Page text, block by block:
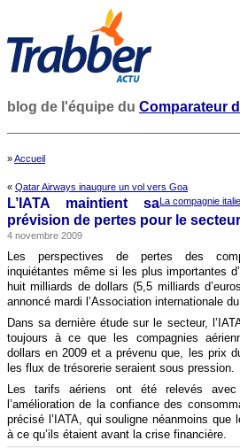
blog de l'équipe du Comparateur
»Accueil
« Qatar Airways inaugure un vol vers Goa
La compagnie
L’IATA maintient sa
prévision de pertes pour le
4 novembre 2009
Les perspectives de pertes des
inquiétantes même si les plus importantes
huit milliards de dollars (5,5 milliards
annoncé mardi l’Association internationale
Dans sa dernière étude sur le secteur,
toujours à ce que les compagnies
dollars en 2009 et a prévenu que, les prix
les flux de trésorerie seraient sous pression.
Les tarifs aériens ont été relevés
l’amélioration de la confiance des
précisé l’IATA, qui souligne néanmoins que
à ce qu’ils étaient avant la crise financière.